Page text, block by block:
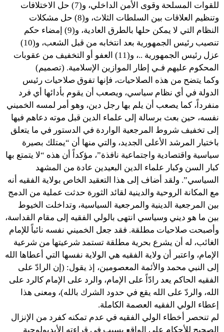
للقوات المسلحة وقوى الأمن الداخلي، و(7) حل الاختلافات
وتنظيم العلاقات بين السلطات الثلاث، و(8) حل مشكلات
النظام التي لا يمكن حلها بالطرق العادية، و(9) إمضاء حكم
تنصيب رئيس الجمهورية بعد انتخابه من قبل الشعب، و(10)
عزل رئيس الجمهورية ..، و(11) العفو أو التخفيف من عقوبات
المحكوم عليهم فـي إطار الموازين الإسلامية. (تصميم)
وكما يتضح من هذه الصلاحيات، فإنها تفوق صلاحيات رئيس
الدولة في أي نظام سياسي، ويصعب أن يقوم بأدائها أي فرد
منفرداً، كما يصعب أن يلم بها رجل دين، وهو أمر لمسه الخميني
نفسه، حين بعث برسالة إلى علماء الدين قبل موته دعاهم فيها
إلى تخفيف شروط المرجعية الواردة في الدستور في ما يتعلق
باختيار المرشد الأعلى الجديد، والتي منها أن “يمتلك بصيرة
سياسية واقتصادية واجتماعية نافذة”، مؤكداً أن هذه “لا يتمتع بها
كبار السن وكبار علماء الدين البعيدين عادة من المشهد
السياسي”. ولقد أضاف إلى هذا التعقيد الخاص بولاية الفقيه أنه
مع المكانة الروحية والدينية لقائد الثورة حدثت عملية من الدمج
بين المرجعية الدينية والمرجعية السياسية، وتداخلت الخيوط
بين ما هو ديني وسياسي انتهى بالولي الفقيه إلى مقام القداسة،
وأصبحت صلاحيات مطلقة. فقد جعل الخميني نفسه نائباً للإمام
الغائب، له أن يشرع بحرية مطلقة تستمد شرعيتها من شرعية
الإمام، واعتبر أن ولاية الفقيه هي الولاية نفسها التي أعطاها الله
إلى النبي محمد والأئمة المعصومين، إذ يقول: (إن الرادّ على
الفقيه الحاكم يعد رادّاً على الإمام، والرد على الإمام كالرد على
الله، والردّ على الله يقع في حدود الشرك بالله)، ومعنى هذا
إعطاء الولي الفقيه العصمة الكاملة.
لم تنحصر أخطاء الولي الفقيه في عدم تمكنه كفرد من الإنزال
الصحيح للأحكام على الواقع بسبب في قراءته الأيديولوجية